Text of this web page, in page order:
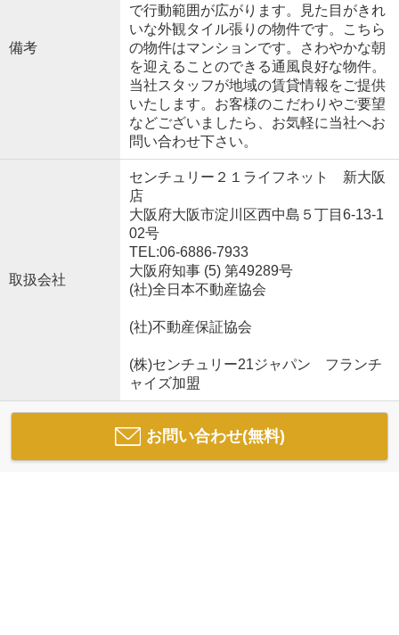
備考
で行動範囲が広がります。見た目がきれ
いな外観タイル張りの物件です。こちら
の物件はマンションです。さわやかな朝
を迎えることのできる通風良好な物件。
当社スタッフが地域の賃貸情報をご提供
いたします。お客様のこだわりやご要望
などございましたら、お気軽に当社へお
問い合わせ下さい。
取扱会社
センチュリー２１ライフネット 新大阪
店
大阪府大阪市淀川区西中島５丁目6-13-1
02号
TEL:06-6886-7933
大阪府知事 (5) 第49289号
(社)全日本不動産協会
(社)不動産保証協会
(株)センチュリー21ジャパン フランチ
ャイズ加盟
お問い合わせ(無料)